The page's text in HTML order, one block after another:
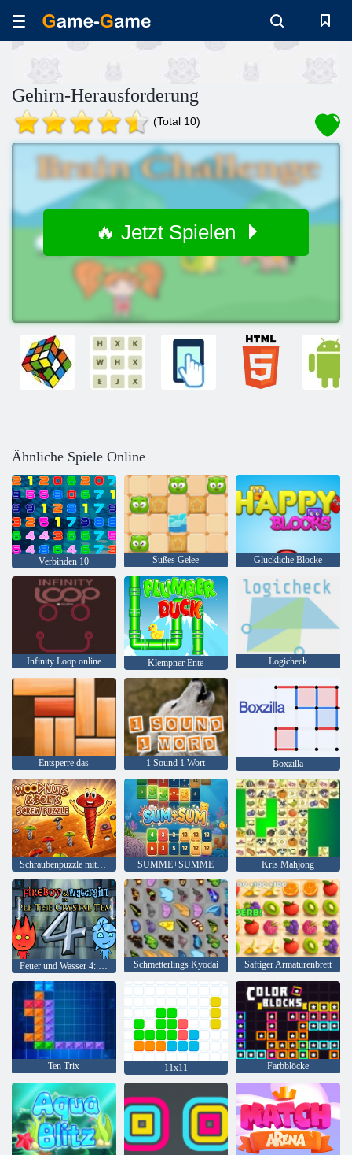
Gehirn-Herausforderung
(Total 10)
🔥 Jetzt Spielen
Ähnliche Spiele Online
Verbinden 10 Süßes Gelee Glückliche Blöcke
Infinity Loop online Klempner Ente Logicheck
Entsperre das 1 Sound 1 Wort Boxzilla
Schraubenpuzzle mit Schrauben und Muttern aus Holz SUMME+SUMME Kris Mahjong
Schmetterlings Kyodai Saftiger Armaturenbrett
Ten Trix 11x11 Farbblöcke